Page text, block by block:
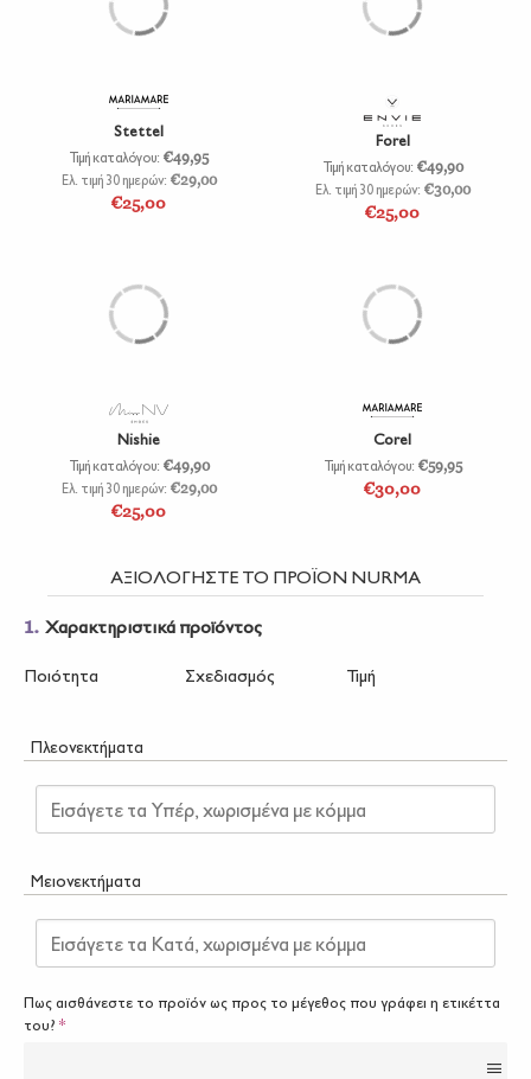
Stettel
Τιμή καταλόγου: €49,95
Ελ. τιμή 30 ημερών: €29,00
€25,00
Forel
Τιμή καταλόγου: €49,90
Ελ. τιμή 30 ημερών: €30,00
€25,00
Nishie
Τιμή καταλόγου: €49,90
Ελ. τιμή 30 ημερών: €29,00
€25,00
Corel
Τιμή καταλόγου: €59,95
€30,00
ΑΞΙΟΛΟΓΗΣΤΕ ΤΟ ΠΡΟΪΟΝ NURMA
1. Χαρακτηριστικά προϊόντος
Ποιότητα Σχεδιασμός Τιμή
Πλεονεκτήματα
Εισάγετε τα Υπέρ, χωρισμένα με κόμμα
Μειονεκτήματα
Εισάγετε τα Κατά, χωρισμένα με κόμμα
Πως αισθάνεστε το προϊόν ως προς το μέγεθος που γράφει η ετικέττα
του? *